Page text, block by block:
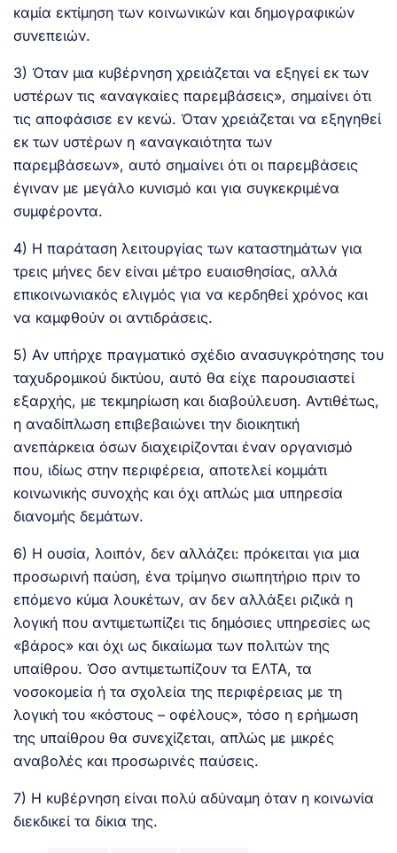
καμία εκτίμηση των κοινωνικών και δημογραφικών
συνεπειών.
3) Όταν μια κυβέρνηση χρειάζεται να εξηγεί εκ των
υστέρων τις «αναγκαίες παρεμβάσεις», σημαίνει ότι
τις αποφάσισε εν κενώ. Όταν χρειάζεται να εξηγηθεί
εκ των υστέρων η «αναγκαιότητα των
παρεμβάσεων», αυτό σημαίνει ότι οι παρεμβάσεις
έγιναν με μεγάλο κυνισμό και για συγκεκριμένα
συμφέροντα.
4) Η παράταση λειτουργίας των καταστημάτων για
τρεις μήνες δεν είναι μέτρο ευαισθησίας, αλλά
επικοινωνιακός ελιγμός για να κερδηθεί χρόνος και
να καμφθούν οι αντιδράσεις.
5) Αν υπήρχε πραγματικό σχέδιο ανασυγκρότησης του
ταχυδρομικού δικτύου, αυτό θα είχε παρουσιαστεί
εξαρχής, με τεκμηρίωση και διαβούλευση. Αντιθέτως,
η αναδίπλωση επιβεβαιώνει την διοικητική
ανεπάρκεια όσων διαχειρίζονται έναν οργανισμό
που, ιδίως στην περιφέρεια, αποτελεί κομμάτι
κοινωνικής συνοχής και όχι απλώς μια υπηρεσία
διανομής δεμάτων.
6) Η ουσία, λοιπόν, δεν αλλάζει: πρόκειται για μια
προσωρινή παύση, ένα τρίμηνο σιωπητήριο πριν το
επόμενο κύμα λουκέτων, αν δεν αλλάξει ριζικά η
λογική που αντιμετωπίζει τις δημόσιες υπηρεσίες ως
«βάρος» και όχι ως δικαίωμα των πολιτών της
υπαίθρου. Όσο αντιμετωπίζουν τα ΕΛΤΑ, τα
νοσοκομεία ή τα σχολεία της περιφέρειας με τη
λογική του «κόστους – οφέλους», τόσο η ερήμωση
της υπαίθρου θα συνεχίζεται, απλώς με μικρές
αναβολές και προσωρινές παύσεις.
7) Η κυβέρνηση είναι πολύ αδύναμη όταν η κοινωνία
διεκδικεί τα δίκια της.